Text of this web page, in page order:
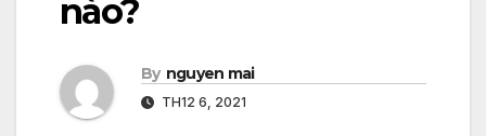
nào?
By nguyen mai
TH12 6, 2021